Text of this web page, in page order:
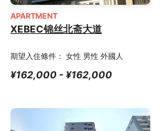
APARTMENT
XEBEC锦丝北斋大道
期望入住條件： 女性 男性 外國人
¥162,000 - ¥162,000